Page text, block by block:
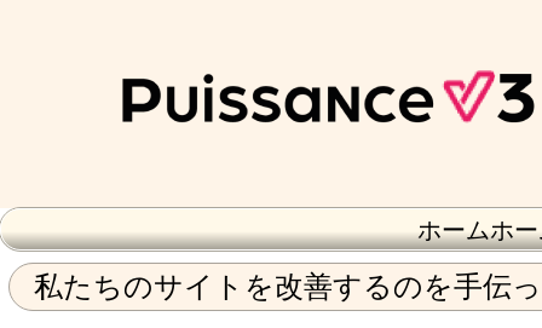
ホームホ
私たちのサイトを改善するのを手伝